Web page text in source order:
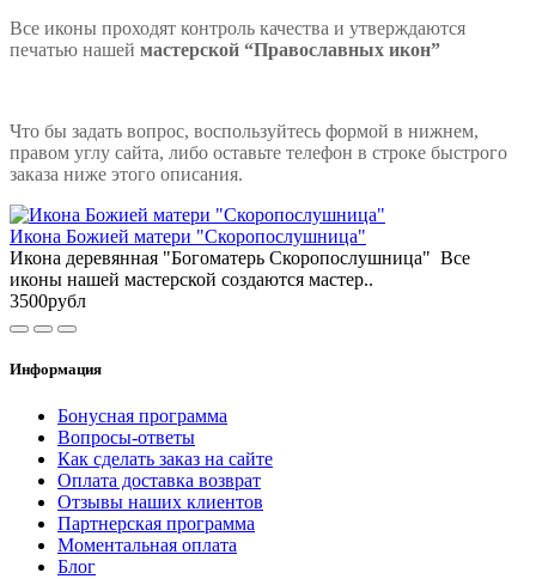
Все иконы проходят контроль качества и утверждаются
печатью нашей мастерской “Православных икон”
Что бы задать вопрос, воспользуйтесь формой в нижнем,
правом углу сайта, либо оставьте телефон в строке быстрого
заказа ниже этого описания.
Икона Божией матери "Скоропослушница"
Икона деревянная "Богоматерь Скоропослушница" Все
иконы нашей мастерской создаются мастер..
3500рубл
Информация
Бонусная программа
Вопросы-ответы
Как сделать заказ на сайте
Оплата доставка возврат
Отзывы наших клиентов
Партнерская программа
Моментальная оплата
Блог